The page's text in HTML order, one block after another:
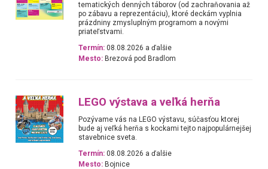
tematických denných táborov (od zachraňovania až
po zábavu a reprezentáciu), ktoré deckám vyplnia
prázdniny zmysluplným programom a novými
priateľstvami.
Termín: 08.08.2026 a ďalšie
Mesto: Brezová pod Bradlom
LEGO výstava a veľká herňa
Pozývame vás na LEGO výstavu, súčasťou ktorej
bude aj veľká herňa s kockami tejto najpopulárnejšej
stavebnice sveta.
Termín: 08.08.2026 a ďalšie
Mesto: Bojnice